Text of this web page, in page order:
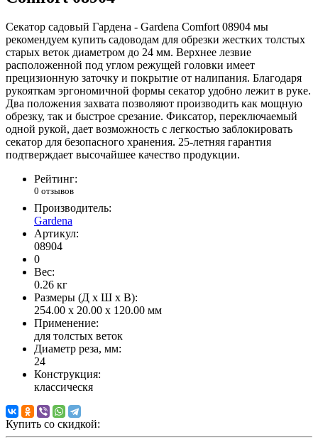
Секатор садовый Гардена - Gardena Comfort 08904 мы
рекомендуем купить садоводам для обрезки жестких толстых
старых веток диаметром до 24 мм. Верхнее лезвие
расположенной под углом режущей головки имеет
прецизионную заточку и покрытие от налипания. Благодаря
рукояткам эргономичной формы секатор удобно лежит в руке.
Два положения захвата позволяют производить как мощную
обрезку, так и быстрое срезание. Фиксатор, переключаемый
одной рукой, дает возможность с легкостью заблокировать
секатор для безопасного хранения. 25-летняя гарантия
подтверждает высочайшее качество продукции.
Рейтинг:
0 отзывов
Производитель:
Gardena
Артикул:
08904
0
Вес:
0.26 кг
Размеры (Д x Ш x В):
254.00 x 20.00 x 120.00 мм
Применение:
для толстых веток
Диаметр реза, мм:
24
Конструкция:
классическя
Купить со скидкой: